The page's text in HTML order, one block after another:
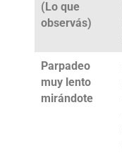
(Lo que
observás)
Parpadeo
muy lento
mirándote